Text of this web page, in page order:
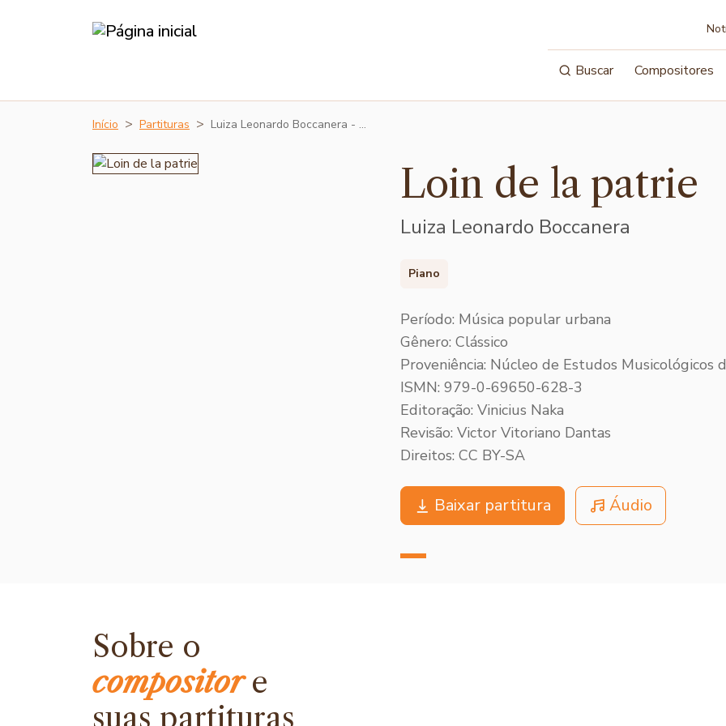
Buscar Compositores
Início Partituras Luiza Leonardo Boccanera - …
Loin de la patrie
Luiza Leonardo Boccanera
Piano
Período: Música popular urbana
Gênero: Clássico
Proveniência: Núcleo de Estudos Musicológicos
ISMN: 979-0-69650-628-3
Editoração: Vinicius Naka
Revisão: Victor Vitoriano Dantas
Direitos: CC BY-SA
Baixar partitura Áudio
Sobre o
compositore
suas partituras